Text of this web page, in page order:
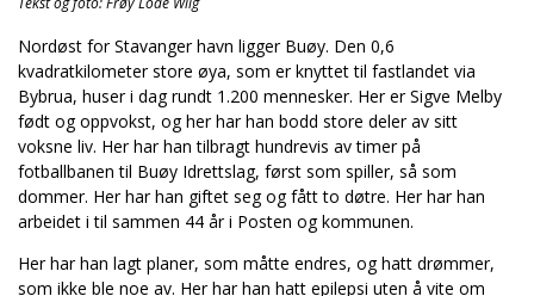
Nordøst for Stavanger havn ligger Buøy. Den 0,6
kvadratkilometer store øya, som er knyttet til fastlandet via
Bybrua, huser i dag rundt 1.200 mennesker. Her er Sigve Melby
født og oppvokst, og her har han bodd store deler av sitt
voksne liv. Her har han tilbragt hundrevis av timer på
fotballbanen til Buøy Idrettslag, først som spiller, så som
dommer. Her har han giftet seg og fått to døtre. Her har han
arbeidet i til sammen 44 år i Posten og kommunen.
Her har han lagt planer, som måtte endres, og hatt drømmer,
som ikke ble noe av. Her har han hatt epilepsi uten å vite om